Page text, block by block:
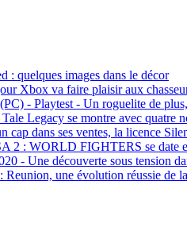
: quelques images dans le décor
Xbox va faire plaisir aux
- Playtest - Un roguelite de
Legacy se montre avec quatre
cap dans ses ventes, la licence
2 : WORLD FIGHTERS se date
- Une découverte sous tension
Reunion, une évolution réussie de